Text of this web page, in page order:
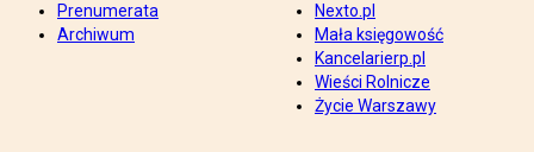
Prenumerata
Archiwum
Nexto.pl
Mała księgowość
Kancelarierp.pl
Wieści Rolnicze
Życie Warszawy